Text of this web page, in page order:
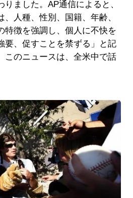
りました。AP通信によると、
人種、性別、国籍、年齢、
特徴を強調し、個人に不快を
要、促すことを禁ずる」と記
このニュースは、全米中で話